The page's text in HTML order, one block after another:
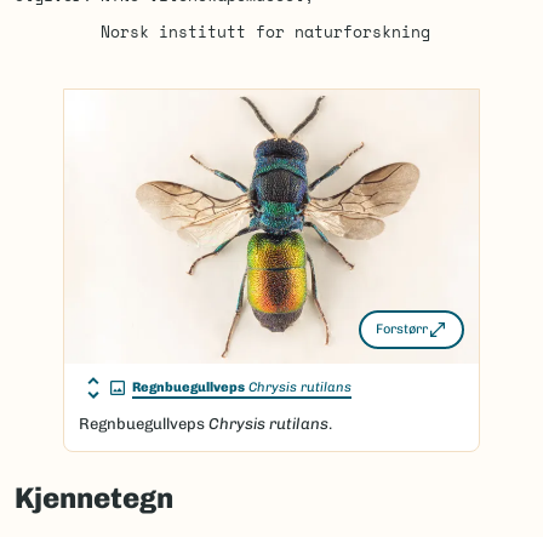
Norsk institutt for naturforskning
Forstørr
Regnbuegullveps Chrysis rutilans
Regnbuegullveps Chrysis rutilans.
Kjennetegn